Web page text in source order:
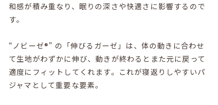
和感が積み重なり、眠りの深さや快適さに影響するので
す。
“ノビーゼ®” の「伸びるガーゼ」は、体の動きに合わせ
て生地がわずかに伸び、動きが終わるとまた元に戻って
適度にフィットしてくれます。これが寝返りしやすいパ
ジャマとして重要な要素。